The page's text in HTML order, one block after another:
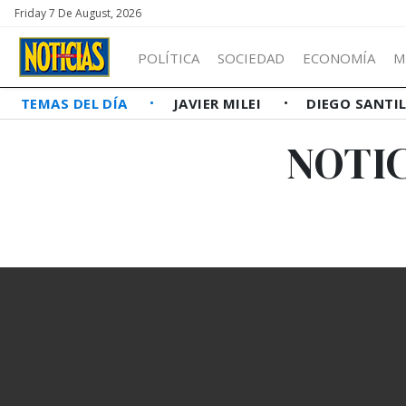
Friday 7 De August, 2026
POLÍTICA SOCIEDAD ECONOMÍA
TEMAS DEL DÍA JAVIER MILEI DIEGO